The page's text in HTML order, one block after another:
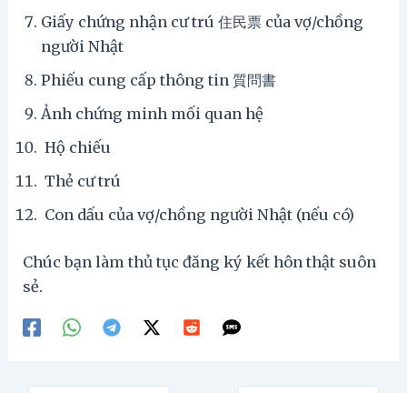
Giấy chứng nhận cư trú 住民票 của vợ/chồng
người Nhật
Phiếu cung cấp thông tin 質問書
Ảnh chứng minh mối quan hệ
Hộ chiếu
Thẻ cư trú
Con dấu của vợ/chồng người Nhật (nếu có)
Chúc bạn làm thủ tục đăng ký kết hôn thật suôn
sẻ.